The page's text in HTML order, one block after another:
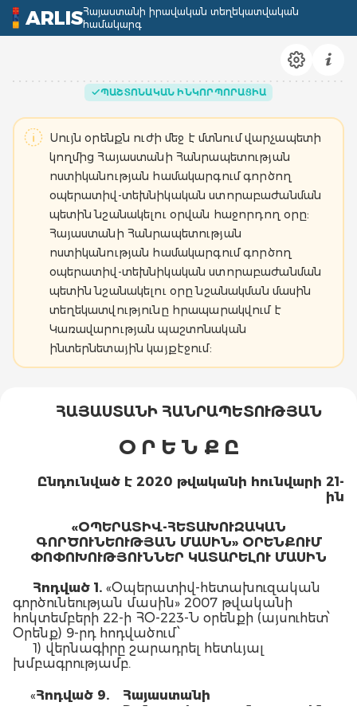
ARLISՀայաստանի իրավական տեղեկատվական
համակարգ
ՊԱՇՏՈՆԱԿԱՆ ԻՆԿՈՐՊՈՐԱՑԻԱ
Սույն օրենքն ուժի մեջ է մտնում վարչապետի
կողմից Հայաստանի Հանրապետության
ոստիկանության համակարգում գործող
օպերատիվ-տեխնիկական ստորաբաժանման
պետին նշանակելու օրվան հաջորդող օրը:
Հայաստանի Հանրապետության
ոստիկանության համակարգում գործող
օպերատիվ-տեխնիկական ստորաբաժանման
պետին նշանակելու օրը նշանակման մասին
տեղեկատվությունը հրապարակվում է
Կառավարության պաշտոնական
ինտերնետային կայքէջում:
ՀԱՅԱՍՏԱՆԻ ՀԱՆՐԱՊԵՏՈՒԹՅԱՆ
Օ Ր Ե Ն Ք Ը
Ընդունված է 2020 թվականի հունվարի 21-
ին
«ՕՊԵՐԱՏԻՎ-ՀԵՏԱԽՈՒԶԱԿԱՆ
ԳՈՐԾՈՒՆԵՈՒԹՅԱՆ ՄԱՍԻՆ» ՕՐԵՆՔՈՒՄ
ՓՈՓՈԽՈՒԹՅՈՒՆՆԵՐ ԿԱՏԱՐԵԼՈՒ ՄԱՍԻՆ
Հոդված 1. «Օպերատիվ-հետախուզական
գործունեության մասին» 2007 թվականի
հոկտեմբերի 22-ի ՀՕ-223-Ն օրենքի (այսուհետ՝
Օրենք) 9-րդ հոդվածում՝
1) վերնագիրը շարադրել հետևյալ
խմբագրությամբ.
«Հոդված 9.
Հայաստանի
Հանրապետության ազգային